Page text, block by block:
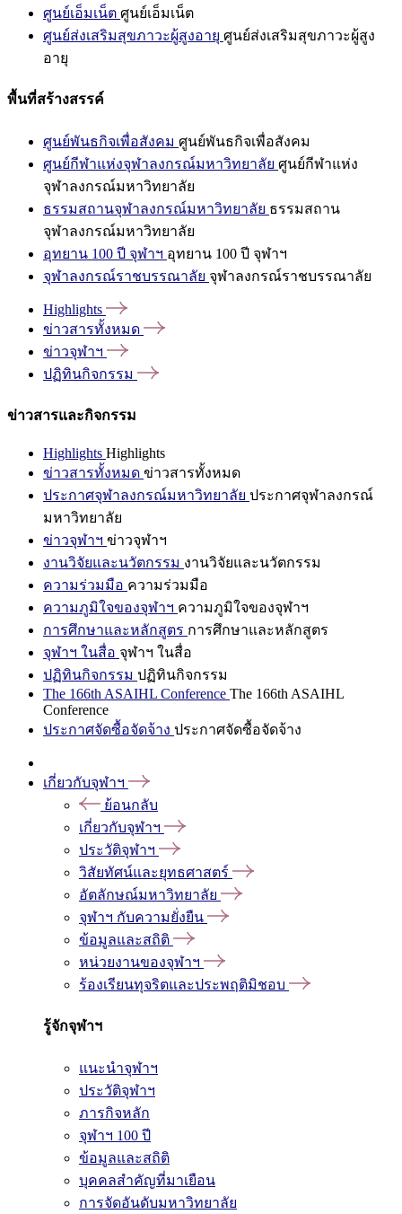
ศูนย์เอ็มเน็ต ศูนย์เอ็มเน็ต
ศูนย์ส่งเสริมสุขภาวะผู้สูงอายุ ศูนย์ส่งเสริมสุขภาวะผู้สูง
อายุ
พื้นที่สร้างสรรค์
ศูนย์พันธกิจเพื่อสังคม ศูนย์พันธกิจเพื่อสังคม
ศูนย์กีฬาแห่งจุฬาลงกรณ์มหาวิทยาลัย ศูนย์กีฬาแห่ง
จุฬาลงกรณ์มหาวิทยาลัย
ธรรมสถานจุฬาลงกรณ์มหาวิทยาลัย ธรรมสถาน
จุฬาลงกรณ์มหาวิทยาลัย
อุทยาน 100 ปี จุฬาฯ อุทยาน 100 ปี จุฬาฯ
จุฬาลงกรณ์ราชบรรณาลัย จุฬาลงกรณ์ราชบรรณาลัย
Highlights
ข่าวสารทั้งหมด
ข่าวจุฬาฯ
ปฏิทินกิจกรรม
ข่าวสารและกิจกรรม
Highlights Highlights
ข่าวสารทั้งหมด ข่าวสารทั้งหมด
ประกาศจุฬาลงกรณ์มหาวิทยาลัย ประกาศจุฬาลงกรณ์
มหาวิทยาลัย
ข่าวจุฬาฯ ข่าวจุฬาฯ
งานวิจัยและนวัตกรรม งานวิจัยและนวัตกรรม
ความร่วมมือ ความร่วมมือ
ความภูมิใจของจุฬาฯ ความภูมิใจของจุฬาฯ
การศึกษาและหลักสูตร การศึกษาและหลักสูตร
จุฬาฯ ในสื่อ จุฬาฯ ในสื่อ
ปฏิทินกิจกรรม ปฏิทินกิจกรรม
The 166th ASAIHL Conference The 166th ASAIHL
Conference
ประกาศจัดซื้อจัดจ้าง ประกาศจัดซื้อจัดจ้าง
เกี่ยวกับจุฬาฯ
ย้อนกลับ
เกี่ยวกับจุฬาฯ
ประวัติจุฬาฯ
วิสัยทัศน์และยุทธศาสตร์
อัตลักษณ์มหาวิทยาลัย
จุฬาฯ กับความยั่งยืน
ข้อมูลและสถิติ
หน่วยงานของจุฬาฯ
ร้องเรียนทุจริตและประพฤติมิชอบ
รู้จักจุฬาฯ
แนะนำจุฬาฯ
ประวัติจุฬาฯ
ภารกิจหลัก
จุฬาฯ 100 ปี
ข้อมูลและสถิติ
บุคคลสำคัญที่มาเยือน
การจัดอันดับมหาวิทยาลัย